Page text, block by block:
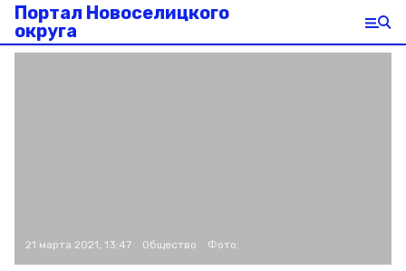
Портал Новоселицкого
округа
21 марта 2021, 13:47 Общество Фото: